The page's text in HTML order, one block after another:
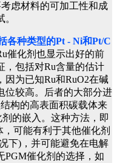
虑材料的可加工性和成
各种类型的Pt - Ni和Pt/C
催化剂也显示出好的前
，包括对Ru含量的估计
为已知Ru和RuO2在碱
位较高。后者的大部分进
构的高表面积碳载体来
的嵌入。这种方法，即
可能有利于其他催化剂
下)，并可能避免在电解
PGM催化剂的选择，如